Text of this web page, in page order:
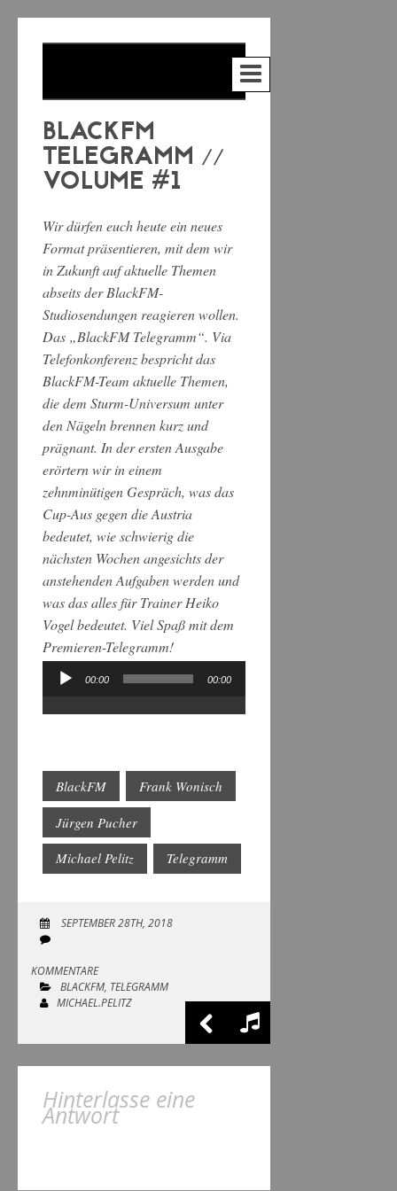
BLACKFM
TELEGRAMM //
VOLUME #1
Wir dürfen euch heute ein neues
Format präsentieren, mit dem wir
in Zukunft auf aktuelle Themen
abseits der BlackFM-
Studiosendungen reagieren wollen.
Das „BlackFM Telegramm“. Via
Telefonkonferenz bespricht das
BlackFM-Team aktuelle Themen,
die dem Sturm-Universum unter
den Nägeln brennen kurz und
prägnant. In der ersten Ausgabe
erörtern wir in einem
zehnminütigen Gespräch, was das
Cup-Aus gegen die Austria
bedeutet, wie schwierig die
nächsten Wochen angesichts der
anstehenden Aufgaben werden und
was das alles für Trainer Heiko
Vogel bedeutet. Viel Spaß mit dem
Premieren-Telegramm!
Audio-
00:00 00:00
BlackFM Frank Wonisch
Jürgen Pucher
Michael Pelitz Telegramm
SEPTEMBER 28TH, 2018
KOMMENTARE
BLACKFM, TELEGRAMM
MICHAEL.PELITZ
Hinterlasse eine
Antwort